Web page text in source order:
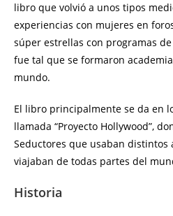
libro que volvió a unos tipos
experiencias con mujeres en
súper estrellas con programas
fue tal que se formaron
mundo.
El libro principalmente se da en
llamada “Proyecto Hollywood”,
Seductores que usaban distintos
viajaban de todas partes del
Historia